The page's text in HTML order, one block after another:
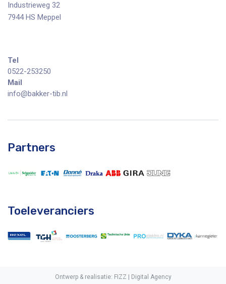
Industrieweg 32
7944 HS Meppel
Tel
0522-253250
Mail
info@bakker-tib.nl
Partners
Toeleveranciers
Ontwerp & realisatie: FIZZ | Digital Agency